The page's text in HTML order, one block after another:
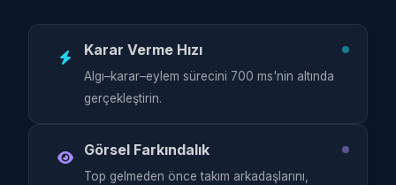
Karar Verme Hızı
Algı–karar–eylem sürecini 700 ms'nin altında
gerçekleştirin.
Görsel Farkındalık
Top gelmeden önce takım arkadaşlarını,